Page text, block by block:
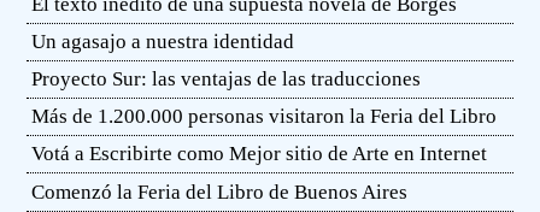
Un agasajo a nuestra identidad
Proyecto Sur: las ventajas de las traducciones
Más de 1.200.000 personas visitaron la Feria del Libro
Votá a Escribirte como Mejor sitio de Arte en Internet
Comenzó la Feria del Libro de Buenos Aires